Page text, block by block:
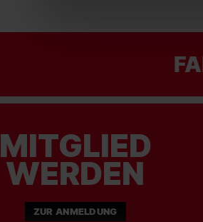
MITGLIED
WERDEN
ZUR ANMELDUNG